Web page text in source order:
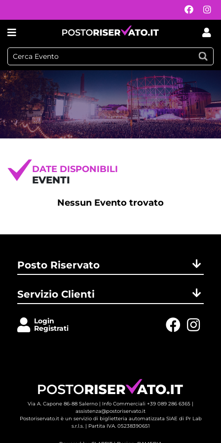
DATE DISPONIBILI
EVENTI
Nessun Evento trovato
Posto Riservato
Servizio Clienti
Login
Registrati
Via A. Capone 86-88 Salerno | Info Commerciali +39 089 286 6365 |
assistenza@postoriservato.it
Postoriservato.it è un servizio di biglietteria automatizzata SIAE di Pr Lab
s.r.l.s. | Partita IVA. 05238390651